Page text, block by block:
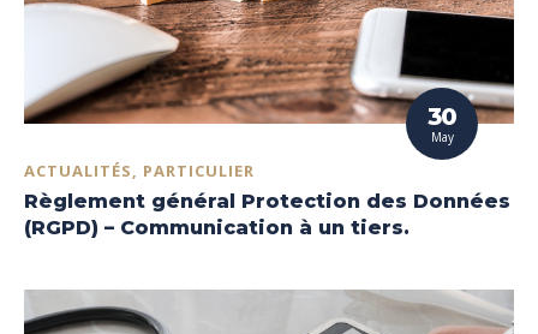
30
May
ACTUALITÉS, PARTICULIER
Règlement général Protection des Données
(RGPD) – Communication à un tiers.